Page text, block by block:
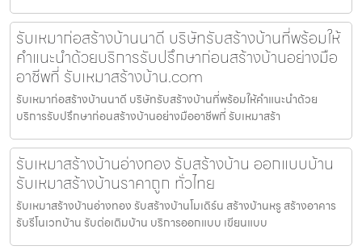
รับเหมาก่อสร้างบ้านนาดี บริษัทรับสร้างบ้านที่พร้อมให้
คำแนะนำด้วยบริการรับปรึกษาก่อนสร้างบ้านอย่างมือ
อาชีพที่ รับเหมาสร้างบ้าน.com
รับเหมาก่อสร้างบ้านนาดี บริษัทรับสร้างบ้านที่พร้อมให้คำแนะนำด้วย
บริการรับปรึกษาก่อนสร้างบ้านอย่างมืออาชีพที่ รับเหมาสร้า
รับเหมาสร้างบ้านอ่างทอง รับสร้างบ้าน ออกแบบบ้าน
รับเหมาสร้างบ้านราคาถูก ทั่วไทย
รับเหมาสร้างบ้านอ่างทอง รับสร้างบ้านโมเดิร์น สร้างบ้านหรู สร้างอาคาร
รับรีโนเวทบ้าน รับต่อเติมบ้าน บริการออกแบบ เขียนแบบ